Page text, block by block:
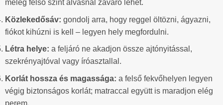
meleg felső szint alvásnál zavaró lehet.
Közlekedősáv: gondolj arra, hogy reggel öltözni, ágyazni,
fiókot kihúzni is kell – legyen hely megfordulni.
Létra helye: a feljáró ne akadjon össze ajtónyitással,
szekrényajtóval vagy íróasztallal.
Korlát hossza és magassága: a felső fekvőhelyen legyen
végig biztonságos korlát; matraccal együtt is maradjon elég
perem.